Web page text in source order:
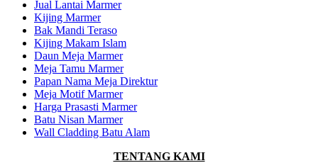
Jual Lantai Marmer
Kijing Marmer
Bak Mandi Teraso
Kijing Makam Islam
Daun Meja Marmer
Meja Tamu Marmer
Papan Nama Meja Direktur
Meja Motif Marmer
Harga Prasasti Marmer
Batu Nisan Marmer
Wall Cladding Batu Alam
TENTANG KAMI